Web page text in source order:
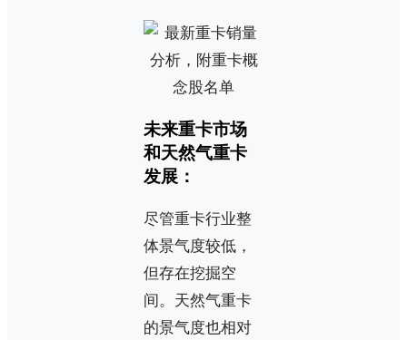
未来重卡市场
和天然气重卡
发展：
尽管重卡行业整
体景气度较低，
但存在挖掘空
间。天然气重卡
的景气度也相对